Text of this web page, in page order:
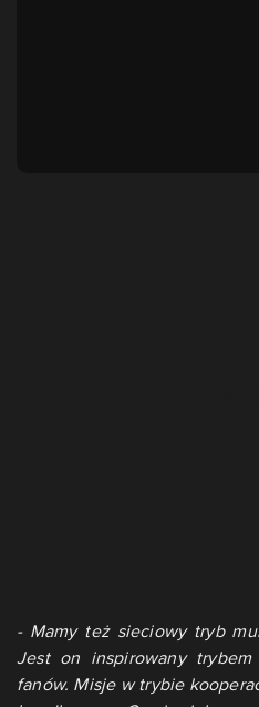
- Mamy też sieciowy tryb
Jest on inspirowany
fanów. Misje w trybie